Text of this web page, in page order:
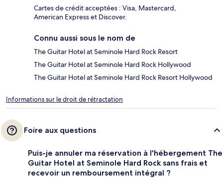
Cartes de crédit acceptées : Visa, Mastercard,
American Express et Discover.
Connu aussi sous le nom de
The Guitar Hotel at Seminole Hard Rock Resort
The Guitar Hotel at Seminole Hard Rock Hollywood
The Guitar Hotel at Seminole Hard Rock Resort Hollywood
Informations sur le droit de rétractation
Foire aux questions
Puis-je annuler ma réservation à l'hébergement The
Guitar Hotel at Seminole Hard Rock sans frais et
recevoir un remboursement intégral ?